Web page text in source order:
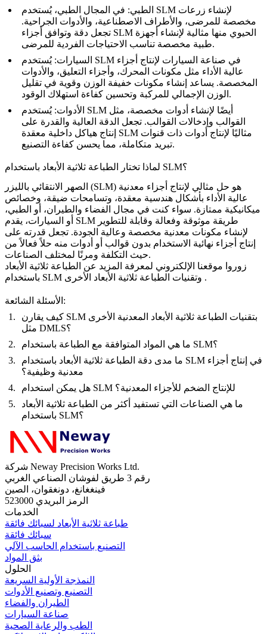
الطبي: في المجال الطبي، يُستخدم SLM لإنشاء زرعات
مخصصة للمرضى، والأطراف الاصطناعية، والأدوات الجراحية.
تجعل دقة وتوافق أجزاء SLM الحيوي منها مثالية لإنشاء أجهزة
طبية مخصصة تناسب الاحتياجات الفردية للمرضى.
السيارات: يُستخدم SLM في صناعة السيارات لإنتاج أجزاء
عالية الأداء مثل مكونات المحرك، وأجزاء التعليق، والأدوات
المخصصة. يساعد إنشاء مكونات خفيفة الوزن وقوية في تقليل
الوزن الإجمالي للمركبة وتحسين كفاءة استهلاك الوقود.
الأدوات: يُستخدم SLM أيضًا لإنشاء أدوات مخصصة، مثل
القوالب وإدخالات القوالب. تجعل الدقة العالية والقدرة على
إنتاج هياكل داخلية معقدة SLM مثاليًا لإنتاج أدوات ذات قنوات
تبريد متكاملة، مما يحسن كفاءة التصنيع.
لماذا تختار الطباعة ثلاثية الأبعاد باستخدام SLM؟
الصهر الانتقائي بالليزر (SLM) هو حل مثالي لإنتاج أجزاء معدنية
عالية الأداء بأشكال هندسية معقدة، وتسامحات ضيقة، وخصائص
ميكانيكية ممتازة. سواء كنت في مجال الفضاء والطيران، أو الطبي،
أو السيارات، يقدم SLM طريقة موثوقة وفعالة وقابلة للتطوير
لإنشاء مكونات معدنية مخصصة وعالية الجودة. تجعل قدرته على
إنتاج أجزاء نهائية الاستخدام بدون قوالب أو أدوات منه حلاً فعالاً من
حيث التكلفة ومرنًا لمختلف الصناعات.
زوروا موقعنا الإلكتروني لمعرفة المزيد عن الطباعة ثلاثية الأبعاد
.
الأسئلة الشائعة:
كيف يقارن SLM بتقنيات الطباعة ثلاثية الأبعاد المعدنية الأخرى
مثل DMLS؟
ما هي المواد المتوافقة مع الطباعة باستخدام SLM؟
ما مدى دقة الطباعة ثلاثية الأبعاد باستخدام SLM في إنتاج أجزاء
معدنية وظيفية؟
هل يمكن استخدام SLM للإنتاج الضخم للأجزاء المعدنية؟
ما هي الصناعات التي تستفيد أكثر من الطباعة ثلاثية الأبعاد
باستخدام SLM؟
شركة Neway Precision Works Ltd.
رقم 3 طريق لفوشان الصناعي الغربي
فينغغانغ، دونغقوان، الصين
الرمز البريدي 523000
الخدمات
طباعة ثلاثية الأبعاد لسبائك فائقة
سبائك فائقة
التصنيع باستخدام الحاسب الآلي
بثق المواد
الحلول
النمذجة الأولية السريعة
التصنيع وتصنيع الأدوات
الطيران والفضاء
صناعة السيارات
الطب والرعاية الصحية